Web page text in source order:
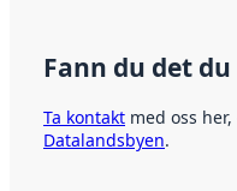
Fann du det
Ta kontakt med oss
Datalandsbyen.